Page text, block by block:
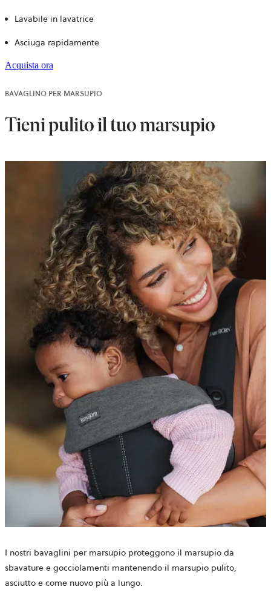
Lavabile in lavatrice
Asciuga rapidamente
Acquista ora
BAVAGLINO PER MARSUPIO
Tieni pulito il tuo marsupio
I nostri bavaglini per marsupio proteggono il marsupio da
sbavature e gocciolamenti mantenendo il marsupio pulito,
asciutto e come nuovo più a lungo.